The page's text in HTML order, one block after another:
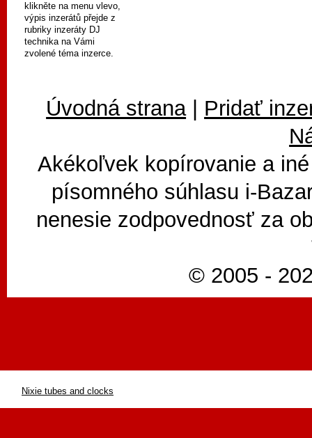
klikněte na menu vlevo,
výpis inzerátů přejde z
rubriky inzeráty DJ
technika na Vámi
zvolené téma inzerce.
Úvodná strana| Pridať
Akékoľvek kopírovanie a
písomného súhlasu i-
nenesie zodpovednosť za
© 2005 -
Nixie tubes and clocks